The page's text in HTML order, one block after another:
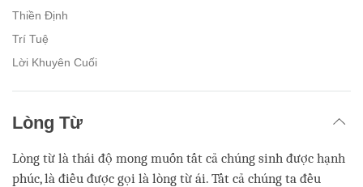
Thiền Định
Trí Tuệ
Lời Khuyên Cuối
Lòng Từ
Lòng từ là thái độ mong muốn tất cả chúng sinh được hạnh
phúc, là điều được gọi là lòng từ ái. Tất cả chúng ta đều